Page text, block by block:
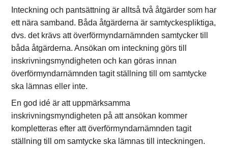
Inteckning och pantsättning är alltså två åtgärder som har
ett nära samband. Båda åtgärderna är samtyckespliktiga,
dvs. det krävs att överförmyndarnämnden samtycker till
båda åtgärderna. Ansökan om inteckning görs till
inskrivningsmyndigheten och kan göras innan
överförmyndarnämnden tagit ställning till om samtycke
ska lämnas eller inte.
En god idé är att uppmärksamma
inskrivningsmyndigheten på att ansökan kommer
kompletteras efter att överförmyndarnämnden tagit
ställning till om samtycke ska lämnas till inteckningen.